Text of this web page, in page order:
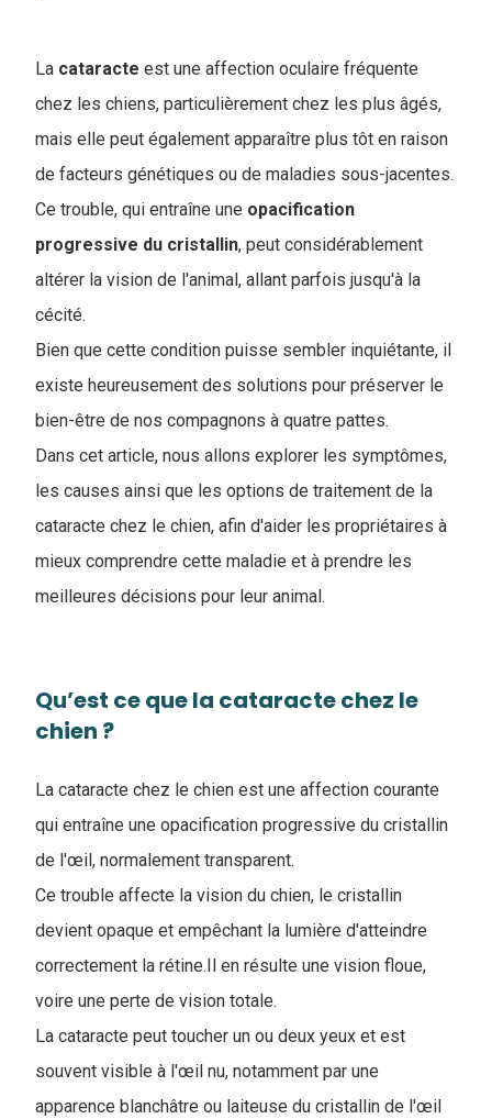
La cataracte est une affection oculaire fréquente
chez les chiens, particulièrement chez les plus âgés,
mais elle peut également apparaître plus tôt en raison
de facteurs génétiques ou de maladies sous-jacentes.
Ce trouble, qui entraîne une opacification
progressive du cristallin, peut considérablement
altérer la vision de l'animal, allant parfois jusqu'à la
cécité.
Bien que cette condition puisse sembler inquiétante, il
existe heureusement des solutions pour préserver le
bien-être de nos compagnons à quatre pattes.
Dans cet article, nous allons explorer les symptômes,
les causes ainsi que les options de traitement de la
cataracte chez le chien, afin d'aider les propriétaires à
mieux comprendre cette maladie et à prendre les
meilleures décisions pour leur animal.
Qu’est ce que la cataracte chez le
chien ?
La cataracte chez le chien est une affection courante
qui entraîne une opacification progressive du cristallin
de l'œil, normalement transparent.
Ce trouble affecte la vision du chien, le cristallin
devient opaque et empêchant la lumière d'atteindre
correctement la rétine.Il en résulte une vision floue,
voire une perte de vision totale.
La cataracte peut toucher un ou deux yeux et est
souvent visible à l'œil nu, notamment par une
apparence blanchâtre ou laiteuse du cristallin de l'œil